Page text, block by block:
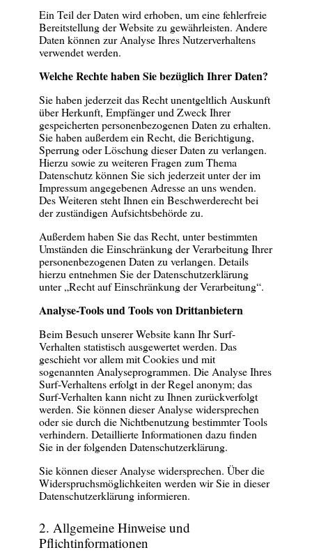
Ein Teil der Daten wird erhoben, um eine fehlerfreie
Bereitstellung der Website zu gewährleisten. Andere
Daten können zur Analyse Ihres Nutzerverhaltens
verwendet werden.
Welche Rechte haben Sie bezüglich Ihrer Daten?
Sie haben jederzeit das Recht unentgeltlich Auskunft
über Herkunft, Empfänger und Zweck Ihrer
gespeicherten personenbezogenen Daten zu erhalten.
Sie haben außerdem ein Recht, die Berichtigung,
Sperrung oder Löschung dieser Daten zu verlangen.
Hierzu sowie zu weiteren Fragen zum Thema
Datenschutz können Sie sich jederzeit unter der im
Impressum angegebenen Adresse an uns wenden.
Des Weiteren steht Ihnen ein Beschwerderecht bei
der zuständigen Aufsichtsbehörde zu.
Außerdem haben Sie das Recht, unter bestimmten
Umständen die Einschränkung der Verarbeitung Ihrer
personenbezogenen Daten zu verlangen. Details
hierzu entnehmen Sie der Datenschutzerklärung
unter „Recht auf Einschränkung der Verarbeitung“.
Analyse-Tools und Tools von Drittanbietern
Beim Besuch unserer Website kann Ihr Surf-
Verhalten statistisch ausgewertet werden. Das
geschieht vor allem mit Cookies und mit
sogenannten Analyseprogrammen. Die Analyse Ihres
Surf-Verhaltens erfolgt in der Regel anonym; das
Surf-Verhalten kann nicht zu Ihnen zurückverfolgt
werden. Sie können dieser Analyse widersprechen
oder sie durch die Nichtbenutzung bestimmter Tools
verhindern. Detaillierte Informationen dazu finden
Sie in der folgenden Datenschutzerklärung.
Sie können dieser Analyse widersprechen. Über die
Widerspruchsmöglichkeiten werden wir Sie in dieser
Datenschutzerklärung informieren.
2. Allgemeine Hinweise und
Pflichtinformationen